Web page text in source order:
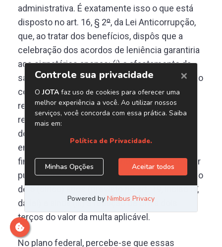
administrativa. É exatamente isso o que está
disposto no art. 16, § 2º, da Lei Anticorrupção,
que, ao tratar dos benefícios, dispôs que a
celebração dos acordos de leniência garantiria
aos signatários apenas: (i) o afastamento da
sanção de publicação extraordinária da decisão
condenatória (prevista no art. 6º, inciso II, da
referida lei); (ii) o afastamento da proibição de
receber incentivos, subsídios, subvenções,
doações ou empréstimos de órgãos ou
entidades públicas e de instituições
financeiras públicas ou controladas pelo poder
público, pelo prazo mínimo de 1 (um) e máximo
de 5 (cinco) anos (previsto no art. 19, inciso IV,
da lei) e ainda (iii) a redução de um a dois
terços do valor da multa aplicável.
No plano federal, percebe-se que essas